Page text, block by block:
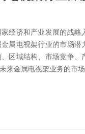
经济和产业发展的战
属电视架行业的市场
区域结构、市场竞争
来金属电视架业务的市